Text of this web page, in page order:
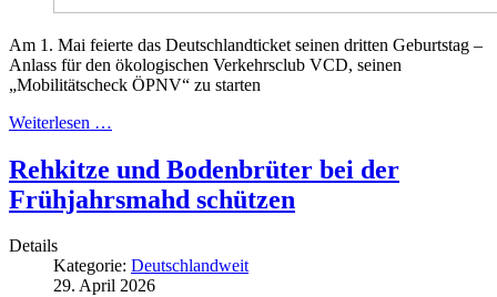
Am 1. Mai feierte das Deutschlandticket seinen dritten Geburtstag –
Anlass für den ökologischen Verkehrsclub VCD, seinen
„Mobilitätscheck ÖPNV“ zu starten
Weiterlesen …
Rehkitze und Bodenbrüter bei der
Frühjahrsmahd schützen
Details
Kategorie: Deutschlandweit
29. April 2026